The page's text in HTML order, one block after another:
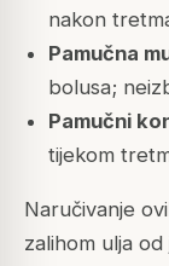
nakon
Pamučna
bolusa;
Pamučni
tijekom
Naručivanje
zalihom ulja